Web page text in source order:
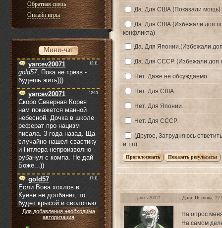
Обратная связь
Онлайн игры
Мини-чат
Для добавления необходима
авторизация
Да. Для США.(Показали мощь)
Да. Для США.(Избежали доп
конфликта)
Да. Для Японии.(Избежали
Да. Для СССР. (Избежали доп
Нет. Даже не обсуждаемо.
Нет. Для США.
Нет. Для Японии.
Нет. Для СССР.
(Другое, Затрудняюсь
и.т.п)
yarcev20071 Дата: Пятница,
На опрос
На самом